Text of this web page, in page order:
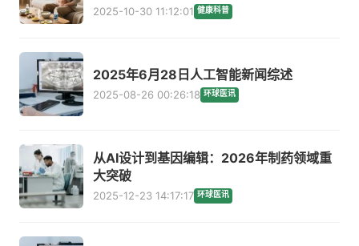
2025-10-30 11:12:01 健康科普
2025年6月28日人工智能新闻综述
2025-08-26 00:26:18 环球医讯
从AI设计到基因编辑：2026年制药领域重
大突破
2025-12-23 14:17:17 环球医讯